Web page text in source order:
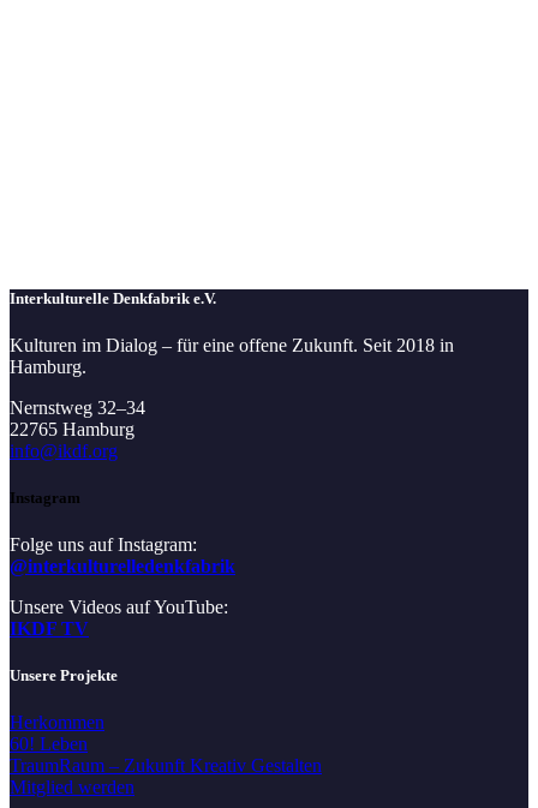
Interkulturelle Denkfabrik e.V.
Kulturen im Dialog – für eine offene Zukunft. Seit 2018 in
Hamburg.
Nernstweg 32–34
22765 Hamburg
info@ikdf.org
Instagram
Folge uns auf Instagram:
@interkulturelledenkfabrik
Unsere Videos auf YouTube:
IKDF TV
Unsere Projekte
Herkommen
60! Leben
TraumRaum – Zukunft Kreativ Gestalten
Mitglied werden